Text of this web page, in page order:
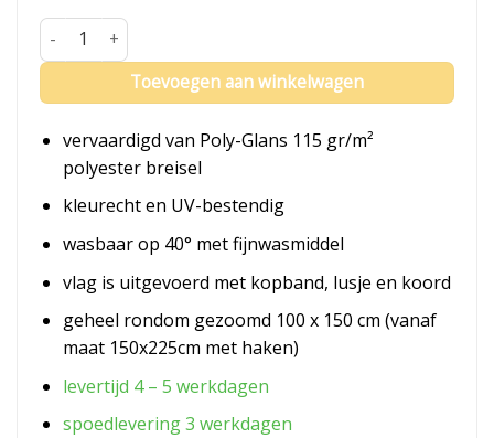
Vlag Dominicaanse Republiek aantal
Toevoegen aan winkelwagen
vervaardigd van Poly-Glans 115 gr/m²
polyester breisel
kleurecht en UV-bestendig
wasbaar op 40° met fijnwasmiddel
vlag is uitgevoerd met kopband, lusje en koord
geheel rondom gezoomd 100 x 150 cm (vanaf
maat 150x225cm met haken)
levertijd 4 – 5 werkdagen
spoedlevering 3 werkdagen